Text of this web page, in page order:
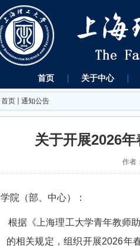
首页 关于中心
首页 通知公告
关于开展2026
作者：
院（部、中心）：
根据《上海理工大学青年教师
的相关规定，组织开展2026年